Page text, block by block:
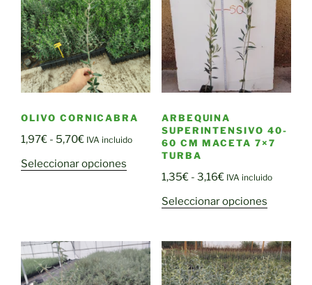
OLIVO CORNICABRA
1,97€ - 5,70€Rango
precios:
5,70€
IVA incluido
Seleccionar opciones
producto
Las
opciones
se
ARBEQUINA
SUPERINTENSIVO 40-
60 CM MACETA 7×7
TURBA
1,35€ - 3,16€Rango
precios:
1,35€
hasta
3,16€
IVA incluido
Seleccionar opcionesEste